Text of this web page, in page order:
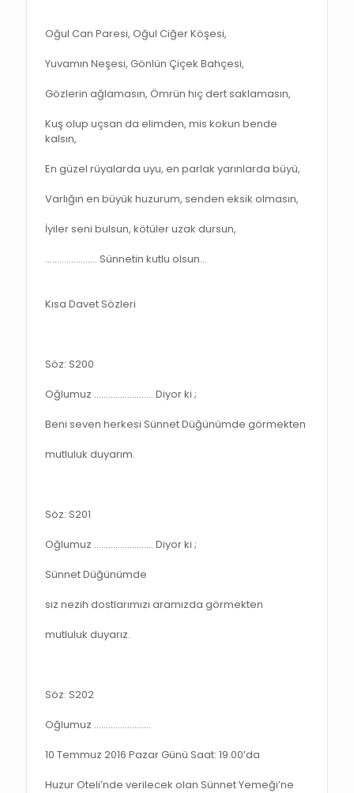
Oğul Can Paresi, Oğul Ciğer Köşesi,
Yuvamın Neşesi, Gönlün Çiçek Bahçesi,
Gözlerin ağlamasın, Ömrün hiç dert saklamasın,
Kuş olup uçsan da elimden, mis kokun bende
kalsın,
En güzel rüyalarda uyu, en parlak yarınlarda büyü,
Varlığın en büyük huzurum, senden eksik olmasın,
İyiler seni bulsun, kötüler uzak dursun,
…………………. Sünnetin kutlu olsun…
Kısa Davet Sözleri
Söz: S200
Oğlumuz ……………………. Diyor ki ;
Beni seven herkesi Sünnet Düğünümde görmekten
mutluluk duyarım.
Söz: S201
Oğlumuz ……………………. Diyor ki ;
Sünnet Düğünümde
siz nezih dostlarımızı aramızda görmekten
mutluluk duyarız.
Söz: S202
Oğlumuz ……………………
10 Temmuz 2016 Pazar Günü Saat: 19.00’da
Huzur Oteli’nde verilecek olan Sünnet Yemeği’ne